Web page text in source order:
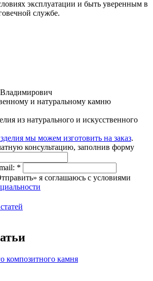
эксплуатации и быть уверенным в
службе.
и натуральному камню
из натурального и искусственного
мы можем изготовить на заказ.
консультацию, заполнив форму
*
я соглашаюсь с условиями
композитного камня